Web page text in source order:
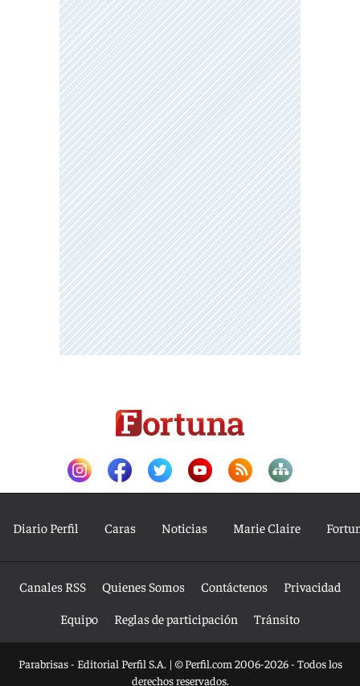
Diario Perfil Caras Noticias Marie Claire
Canales RSS Quienes Somos Contáctenos
Privacidad
Equipo
Reglas de participación Tránsito
Parabrisas - Editorial Perfil S.A. | © Perfil.com 2006-2026 - Todos los
derechos reservados.